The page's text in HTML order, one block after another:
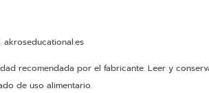
akroseducational.es
recomendada por el fabricante. Leer y
de uso alimentario.